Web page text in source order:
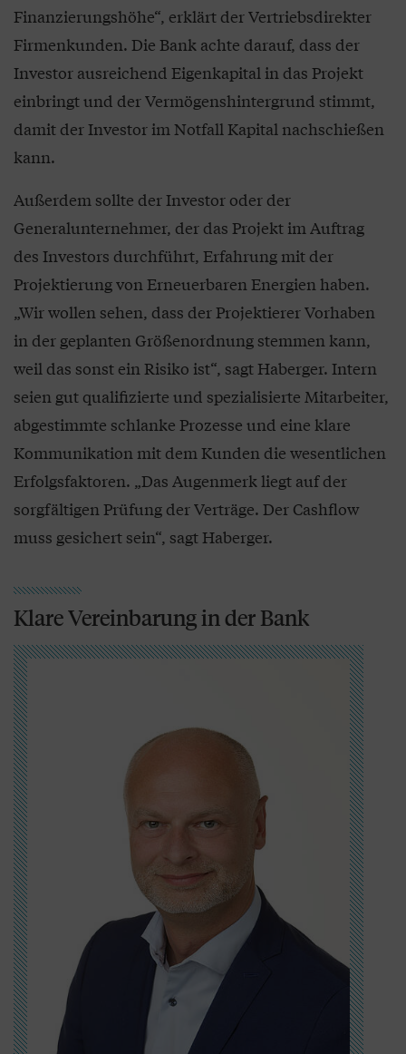
Finanzierungshöhe“, erklärt der Vertriebsdirekter
Firmenkunden. Die Bank achte darauf, dass der
Investor ausreichend Eigenkapital in das Projekt
einbringt und der Vermögenshintergrund stimmt,
damit der Investor im Notfall Kapital nachschießen
kann.
Außerdem sollte der Investor oder der
Generalunternehmer, der das Projekt im Auftrag
des Investors durchführt, Erfahrung mit der
Projektierung von Erneuerbaren Energien haben.
„Wir wollen sehen, dass der Projektierer Vorhaben
in der geplanten Größenordnung stemmen kann,
weil das sonst ein Risiko ist“, sagt Haberger. Intern
seien gut qualifizierte und spezialisierte Mitarbeiter,
abgestimmte schlanke Prozesse und eine klare
Kommunikation mit dem Kunden die wesentlichen
Erfolgsfaktoren. „Das Augenmerk liegt auf der
sorgfältigen Prüfung der Verträge. Der Cashflow
muss gesichert sein“, sagt Haberger.
Klare Vereinbarung in der Bank